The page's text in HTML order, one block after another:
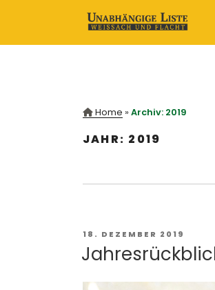
Home » Archiv: 2019
JAHR: 2019
VERÖFFENTLICHT
18. DEZEMBER 2019